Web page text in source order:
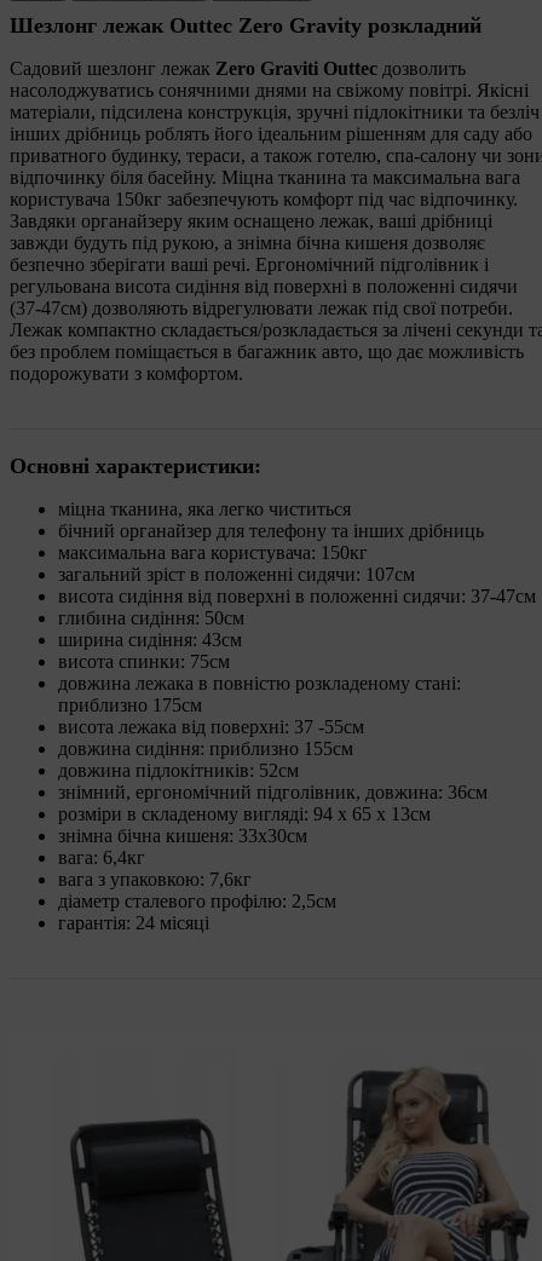
Шезлонг лежак Outtec Zero Gravity розкладний
Садовий шезлонг лежак Zero Graviti Outtec дозволить
насолоджуватись сонячними днями на свіжому повітрі. Якісні
матеріали, підсилена конструкція, зручні підлокітники та безліч
інших дрібниць роблять його ідеальним рішенням для саду або
приватного будинку, тераси, а також готелю, спа-салону чи
відпочинку біля басейну. Міцна тканина та максимальна вага
користувача 150кг забезпечують комфорт під час відпочинку.
Завдяки органайзеру яким оснащено лежак, ваші дрібниці
завжди будуть під рукою, а знімна бічна кишеня дозволяє
безпечно зберігати ваші речі. Ергономічний підголівник і
регульована висота сидіння від поверхні в положенні сидячи
(37-47см) дозволяють відрегулювати лежак під свої потреби.
Лежак компактно складається/розкладається за лічені секунди
без проблем поміщається в багажник авто, що дає можливість
подорожувати з комфортом.
Основні характеристики:
міцна тканина, яка легко чиститься
бічний органайзер для телефону та інших дрібниць
максимальна вага користувача: 150кг
загальний зріст в положенні сидячи: 107см
висота сидіння від поверхні в положенні сидячи: 37-47см
глибина сидіння: 50см
ширина сидіння: 43см
висота спинки: 75см
довжина лежака в повністю розкладеному стані:
приблизно 175см
висота лежака від поверхні: 37 -55см
довжина сидіння: приблизно 155см
довжина підлокітників: 52см
знімний, ергономічний підголівник, довжина: 36см
розміри в складеному вигляді: 94 х 65 х 13см
знімна бічна кишеня: 33х30см
вага: 6,4кг
вага з упаковкою: 7,6кг
діаметр сталевого профілю: 2,5см
гарантія: 24 місяці